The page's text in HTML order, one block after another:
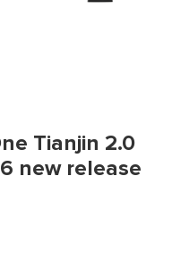
Tianjin 2.0
new release